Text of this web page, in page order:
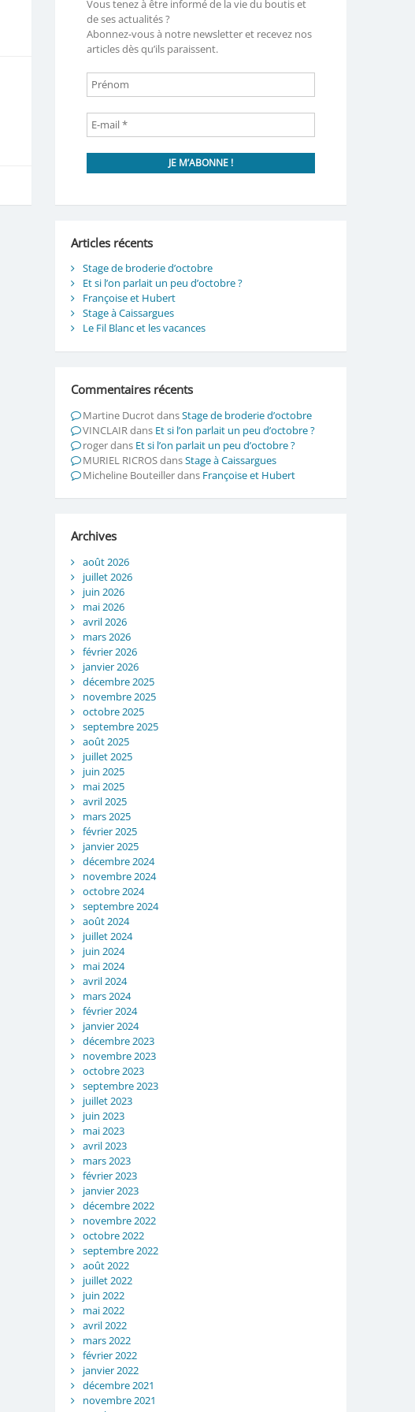
Vous tenez à être informé de la vie du boutis et
de ses actualités ?
Abonnez-vous à notre newsletter et recevez nos
articles dès qu’ils paraissent.
Articles récents
Stage de broderie d’octobre
Et si l’on parlait un peu d’octobre ?
Françoise et Hubert
Stage à Caissargues
Le Fil Blanc et les vacances
Commentaires récents
Martine DucrotdansStage de broderie d’octobre
VINCLAIR dans Et si l’on parlait un peu d’octobre ?
rogerdans Et si l’on parlait un peu d’octobre ?
MURIEL RICROSdansStage à Caissargues
Micheline Bouteillerdans Françoise et Hubert
Archives
août 2026
juillet 2026
juin 2026
mai 2026
avril 2026
mars 2026
février 2026
janvier 2026
décembre 2025
novembre 2025
octobre 2025
septembre 2025
août 2025
juillet 2025
juin 2025
mai 2025
avril 2025
mars 2025
février 2025
janvier 2025
décembre 2024
novembre 2024
octobre 2024
septembre 2024
août 2024
juillet 2024
juin 2024
mai 2024
avril 2024
mars 2024
février 2024
janvier 2024
décembre 2023
novembre 2023
octobre 2023
septembre 2023
juillet 2023
juin 2023
mai 2023
avril 2023
mars 2023
février 2023
janvier 2023
décembre 2022
novembre 2022
octobre 2022
septembre 2022
août 2022
juillet 2022
juin 2022
mai 2022
avril 2022
mars 2022
février 2022
janvier 2022
décembre 2021
novembre 2021